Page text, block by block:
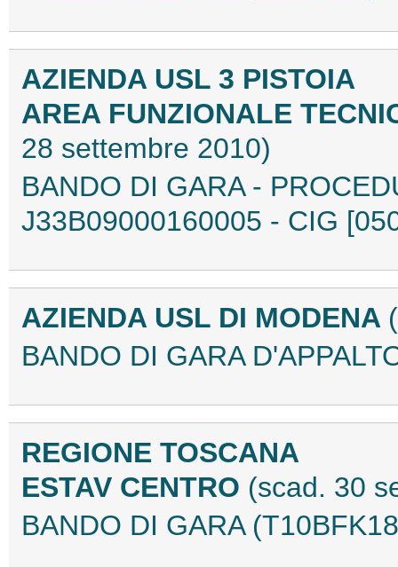
AZIENDA USL 3 PISTOIA
AREA FUNZIONALE
28 settembre 2010)
BANDO DI GARA -
J33B09000160005 - CIG
AZIENDA USL DI MODENA
BANDO DI GARA
REGIONE TOSCANA
ESTAV CENTRO (scad. 30
BANDO DI GARA